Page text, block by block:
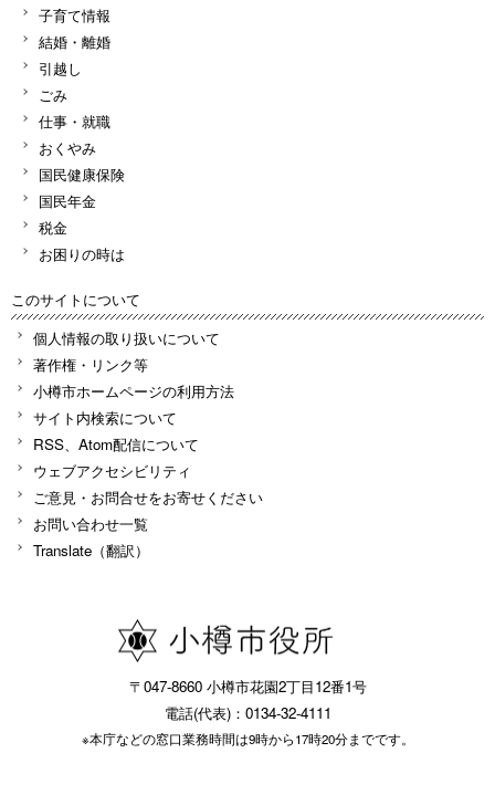
子育て情報
結婚・離婚
引越し
ごみ
仕事・就職
おくやみ
国民健康保険
国民年金
税金
お困りの時は
このサイトについて
個人情報の取り扱いについて
著作権・リンク等
小樽市ホームページの利用方法
サイト内検索について
RSS、Atom配信について
ウェブアクセシビリティ
ご意見・お問合せをお寄せください
お問い合わせ一覧
Translate（翻訳）
〒047-8660 小樽市花園2丁目12番1号
電話(代表)：0134-32-4111
※本庁などの窓口業務時間は9時から17時20分までです。